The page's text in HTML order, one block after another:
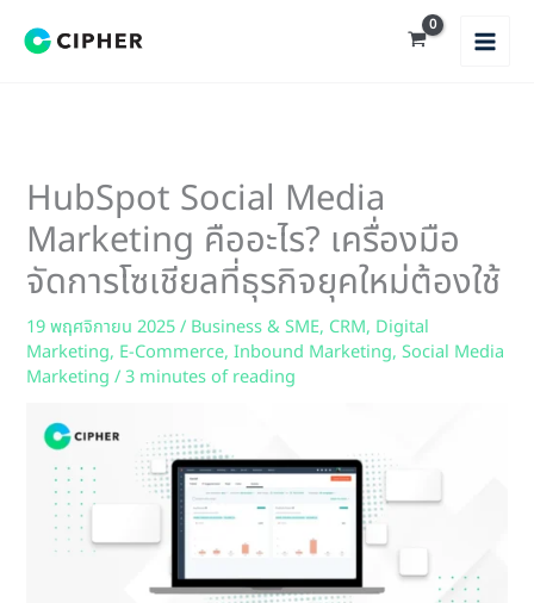
HubSpot Social Media
Marketing คืออะไร? เครื่องมือ
จัดการโซเชียลที่ธุรกิจยุคใหม่ต้องใช้
19 พฤศจิกายน 2025/ Business & SME, CRM, Digital
Marketing, E-Commerce,Inbound Marketing,Social Media
Marketing /3 minutes of reading